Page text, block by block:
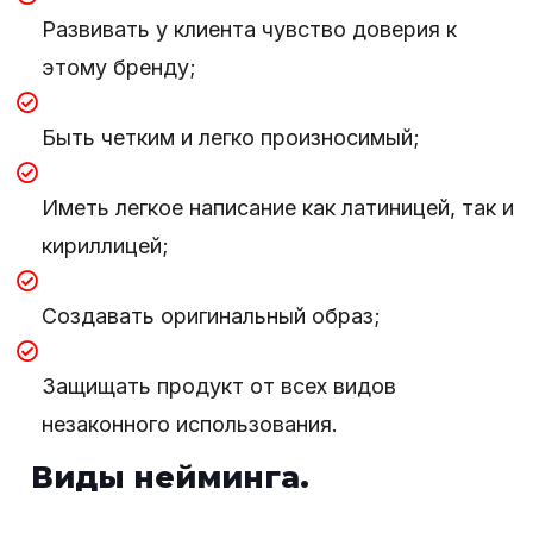
Развивать у клиента чувство доверия к
этому бренду;
Быть четким и легко произносимый;
Иметь легкое написание как латиницей, так и
кириллицей;
Создавать оригинальный образ;
Защищать продукт от всех видов
незаконного использования.
Виды нейминга.